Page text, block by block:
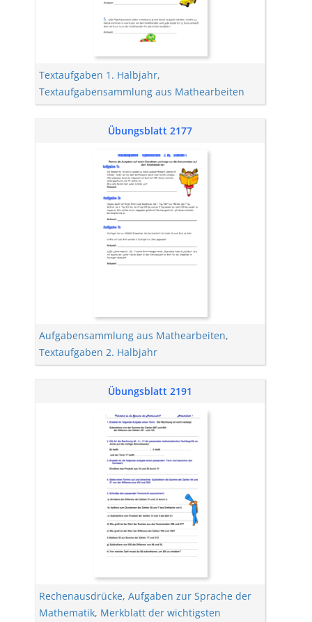
Textaufgaben 1. Halbjahr,
Textaufgabensammlung aus Mathearbeiten
Übungsblatt 2177
Aufgabensammlung aus Mathearbeiten,
Textaufgaben 2. Halbjahr
Übungsblatt 2191
Rechenausdrücke, Aufgaben zur Sprache der
Mathematik, Merkblatt der wichtigsten